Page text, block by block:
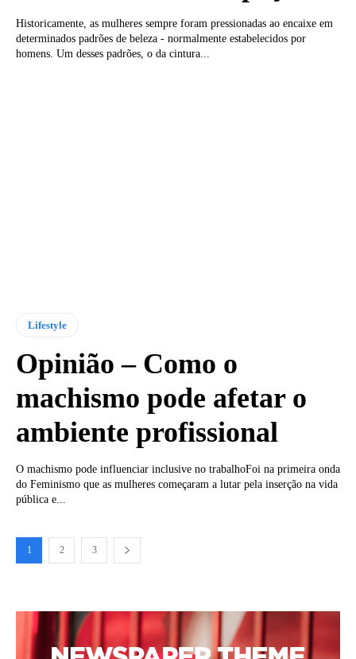
Historicamente, as mulheres sempre foram pressionadas ao encaixe em
determinados padrões de beleza - normalmente estabelecidos por
homens. Um desses padrões, o da cintura...
Lifestyle
Opinião – Como o
machismo pode afetar o
ambiente profissional
O machismo pode influenciar inclusive no trabalhoFoi na primeira onda
do Feminismo que as mulheres começaram a lutar pela inserção na vida
pública e...
1 2 3